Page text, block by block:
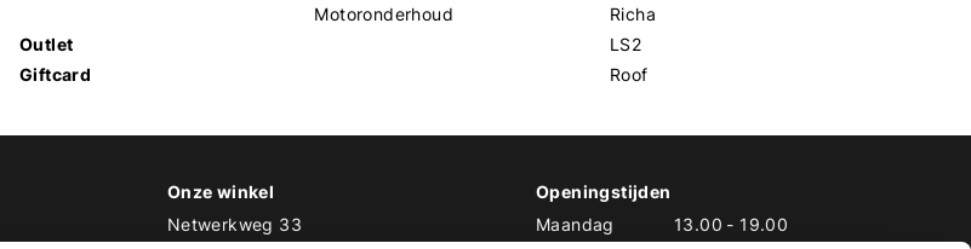
Outlet
Giftcard
Motoronderhoud
Richa
LS2
Roof
Onze winkel
Netwerkweg 33
Openingstijden
Maandag
13.00 - 19.00